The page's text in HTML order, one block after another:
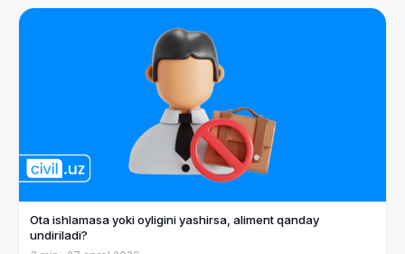
Ota ishlamasa yoki oyligini yashirsa, aliment qanday
undiriladi?